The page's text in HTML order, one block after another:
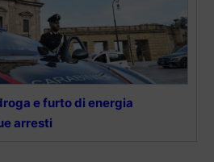
e furto di energia
arresti